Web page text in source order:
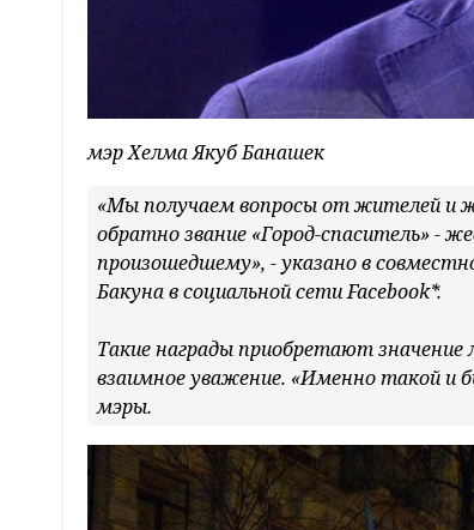
мэр Хелма Якуб Банашек
«Мы получаем вопросы от жителей и
обратно звание «Город-спаситель» -
произошедшему», - указано в
Бакуна в социальной сети Facebook*.
Такие награды приобретают значение
взаимное уважение. «Именно такой и
мэры.​